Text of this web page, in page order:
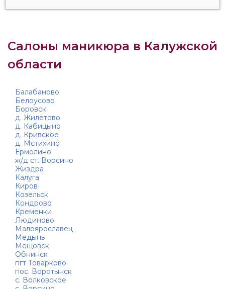
Салоны маникюра в Калужской
области
Балабаново
Белоусово
Боровск
д. Жилетово
д. Кабицыно
д. Кривское
д. Мстихино
Ермолино
ж/д ст. Ворсино
Жиздра
Калуга
Киров
Козельск
Кондрово
Кременки
Людиново
Малоярославец
Медынь
Мещовск
Обнинск
пгт Товарково
пос. Воротынск
с. Волковское